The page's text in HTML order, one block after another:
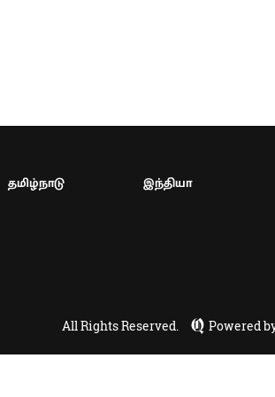
தமிழ்நாடு இந்தியா
All Rights Reserved. Powered